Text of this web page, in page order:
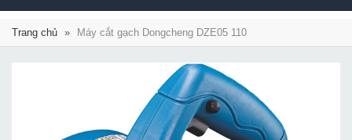
NAVIGATION
Trang chủ » Máy cắt gạch Dongcheng DZE05 110